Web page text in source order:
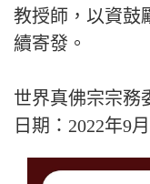
教授師，以資鼓
續寄發。
世界真佛宗宗務
日期：2022年9